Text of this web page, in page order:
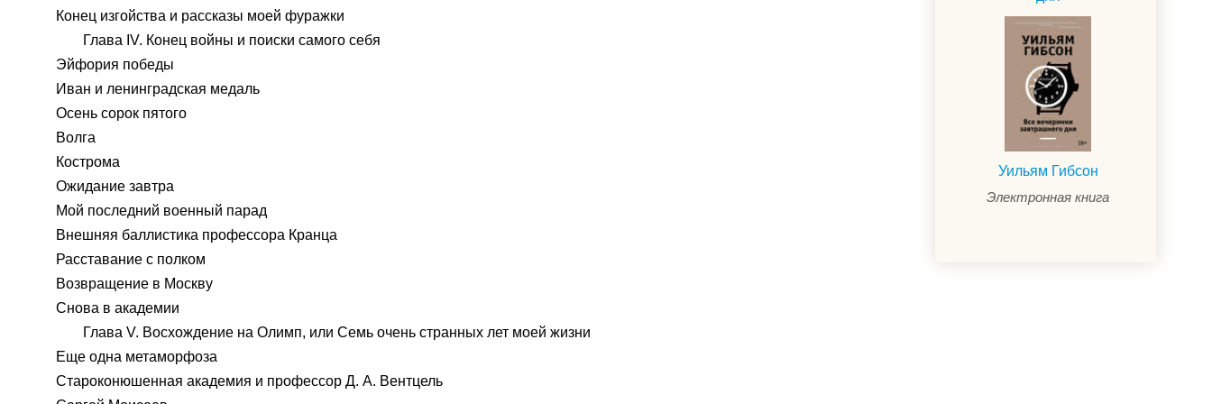
Конец изгойства и рассказы моей фуражки
Глава IV. Конец войны и поиски самого себя
Эйфория победы
Иван и ленинградская медаль
Осень сорок пятого
Волга
Кострома
Ожидание завтра
Мой последний военный парад
Внешняя баллистика профессора Кранца
Расставание с полком
Возвращение в Москву
Снова в академии
Глава V. Восхождение на Олимп, или Семь очень странных лет моей жизни
Еще одна метаморфоза
Староконюшенная академия и профессор Д. А. Вентцель
Уильям Гибсон
Электронная книга